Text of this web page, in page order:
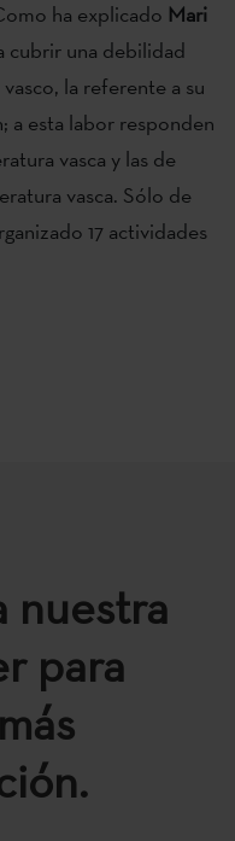
ha explicado Mari
cubrir una debilidad
la referente a su
a esta labor responden
vasca y las de
vasca. Sólo de
17 actividades
nuestra
para